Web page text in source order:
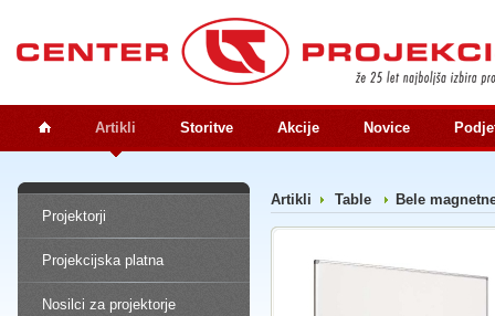
Artikli Storitve Akcije Novice
Projektorji
Projekcijska platna
Nosilci za projektorje
Artikli Table Bele